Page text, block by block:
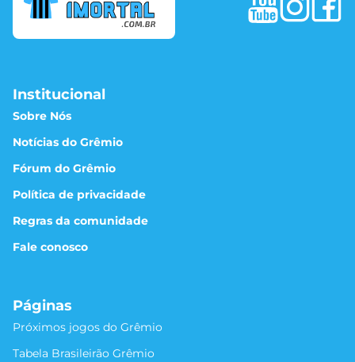
Institucional
Sobre Nós
Notícias do Grêmio
Fórum do Grêmio
Política de privacidade
Regras da comunidade
Fale conosco
Páginas
Próximos jogos do Grêmio
Tabela Brasileirão Grêmio